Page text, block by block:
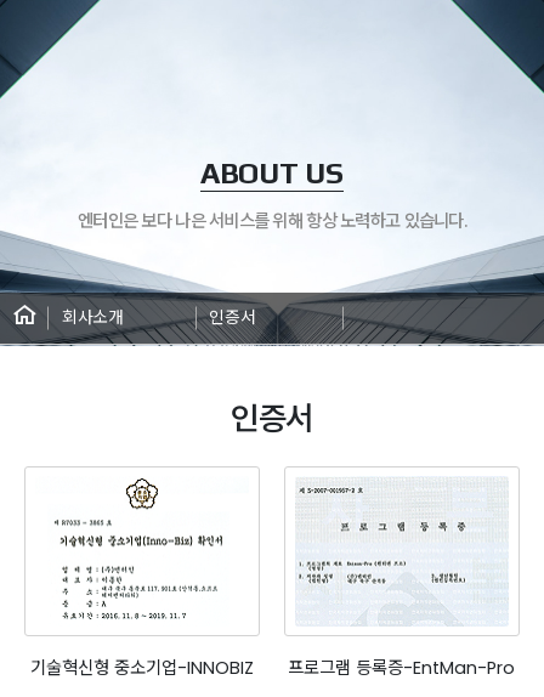
ABOUT US
엔터인은 보다 나은 서비스를 위해 항상 노력하고 있습니다.
회사소개 인증서
인증서
기술혁신형 중소기업-INNOBIZ 프로그램 등록증-EntMan-Pro